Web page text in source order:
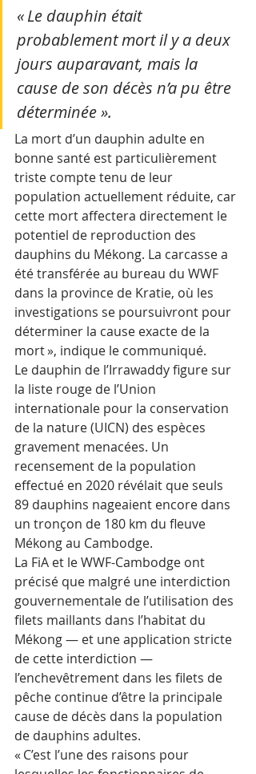
« Le dauphin était
probablement mort il y a deux
jours auparavant, mais la
cause de son décès n’a pu être
déterminée ».
La mort d’un dauphin adulte en
bonne santé est particulièrement
triste compte tenu de leur
population actuellement réduite, car
cette mort affectera directement le
potentiel de reproduction des
dauphins du Mékong. La carcasse a
été transférée au bureau du WWF
dans la province de Kratie, où les
investigations se poursuivront pour
déterminer la cause exacte de la
mort », indique le communiqué.
Le dauphin de l’Irrawaddy figure sur
la liste rouge de l’Union
internationale pour la conservation
de la nature (UICN) des espèces
gravement menacées. Un
recensement de la population
effectué en 2020 révélait que seuls
89 dauphins nageaient encore dans
un tronçon de 180 km du fleuve
Mékong au Cambodge.
La FiA et le WWF-Cambodge ont
précisé que malgré une interdiction
gouvernementale de l’utilisation des
filets maillants dans l’habitat du
Mékong — et une application stricte
de cette interdiction —
l’enchevêtrement dans les filets de
pêche continue d’être la principale
cause de décès dans la population
de dauphins adultes.
« C’est l’une des raisons pour